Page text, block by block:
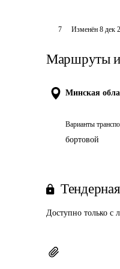
7 Изменён 8 дек
Маршруты и
Минская
Варианты
бортовой
Доступно только с